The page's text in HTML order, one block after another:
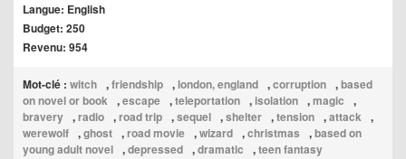
Langue: English
Budget: 250
Revenu: 954
Mot-clé : witch ,friendship , london, england ,corruption ,based
on novel or book ,escape ,teleportation , isolation ,magic
,
bravery ,radio ,road trip ,sequel ,shelter ,tension ,attack ,
werewolf ,ghost ,road movie ,wizard ,christmas ,based on
young adult novel ,depressed ,dramatic ,teen fantasy